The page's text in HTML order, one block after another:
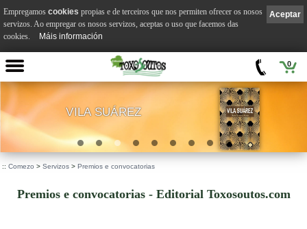
0
VILA SUÁREZ
:: Comezo > Servizos > Premios e convocatorias
Premios e convocatorias - Editorial Toxosoutos.com
Aceptar
Empregamos cookies propias e de terceiros que nos permiten ofrecer os nosos
servizos. Ao empregar os nosos servizos, aceptas o uso que facemos das
cookies.
Máis información